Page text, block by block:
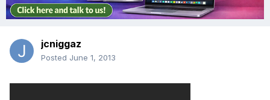
jcniggaz
Posted June 1, 2013